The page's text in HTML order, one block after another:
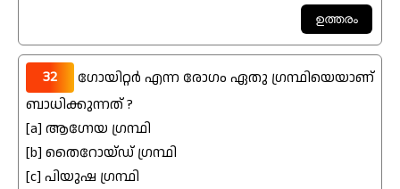
32
ഗോയിറ്റർ എന്ന രോഗം ഏതു ഗ്രന്ഥിയെയാണ്
ബാധിക്കുന്നത് ?
[a] ആഗ്നേയ ഗ്രന്ഥി
[b] തൈറോയ്ഡ് ഗ്രന്ഥി
[c] പിയുഷ ഗ്രന്ഥി